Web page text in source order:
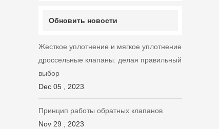
Обновить новости
Жесткое уплотнение и мягкое уплотнение
дроссельные клапаны: делая правильный
выбор
Dec 05 , 2023
Принцип работы обратных клапанов
Nov 29 , 2023